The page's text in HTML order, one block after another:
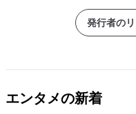
発行者の
エンタメの新着